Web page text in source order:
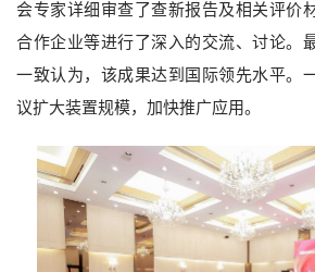
会专家详细审查了查新报告及相关评价
合作企业等进行了深入的交流、讨论。
一致认为，该成果达到国际领先水平。
议扩大装置规模，加快推广应用。